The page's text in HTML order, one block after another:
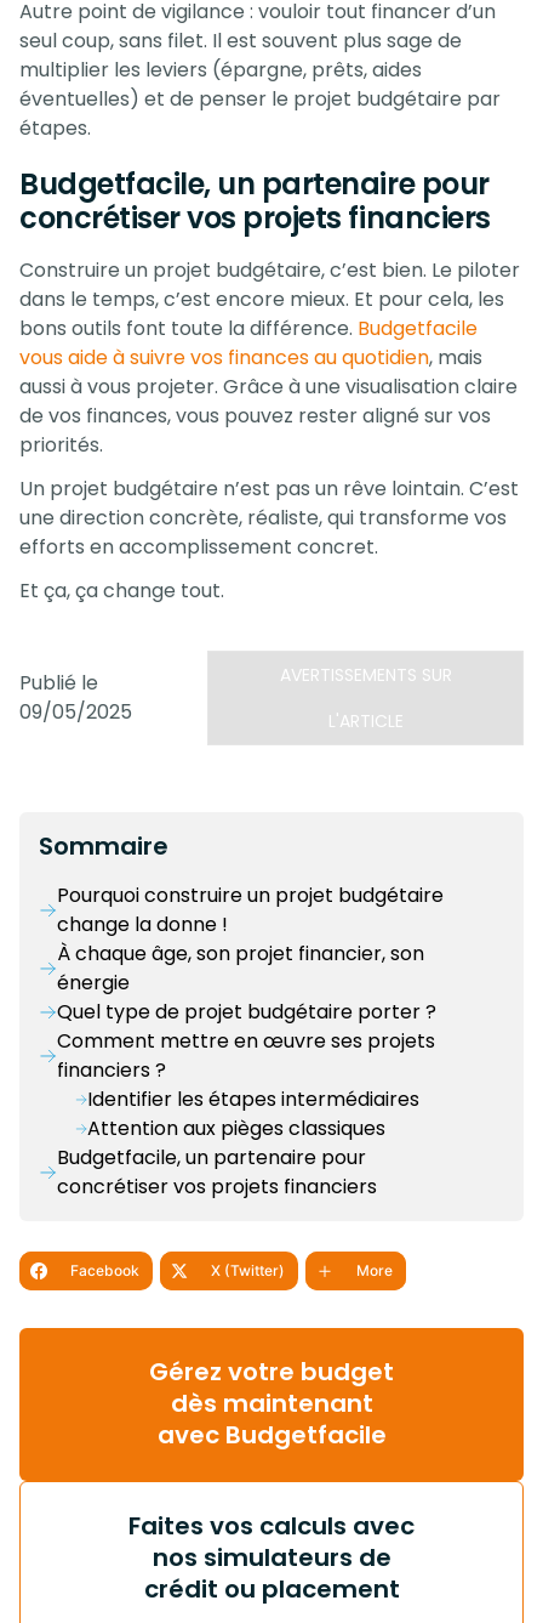
Autre point de vigilance : vouloir tout financer d’un
seul coup, sans filet. Il est souvent plus sage de
multiplier les leviers (épargne, prêts, aides
éventuelles) et de penser le projet budgétaire par
étapes.
Budgetfacile, un partenaire pour
concrétiser vos projets financiers
Construire un projet budgétaire, c’est bien. Le piloter
dans le temps, c’est encore mieux. Et pour cela, les
bons outils font toute la différence. Budgetfacile
vous aide à suivre vos finances au quotidien, mais
aussi à vous projeter. Grâce à une visualisation claire
de vos finances, vous pouvez rester aligné sur vos
priorités.
Un projet budgétaire n’est pas un rêve lointain. C’est
une direction concrète, réaliste, qui transforme vos
efforts en accomplissement concret.
Et ça, ça change tout.
Publié le
09/05/2025
AVERTISSEMENTS SUR
L'ARTICLE
Sommaire
Pourquoi construire un projet budgétaire
change la donne !
À chaque âge, son projet financier, son
énergie
Quel type de projet budgétaire porter ?
Comment mettre en œuvre ses projets
financiers ?
Identifier les étapes intermédiaires
Attention aux pièges classiques
Budgetfacile, un partenaire pour
concrétiser vos projets financiers
Facebook X (Twitter) More
Gérez votre budget
dès maintenant
avec Budgetfacile
Faites vos calculs avec
nos simulateurs de
crédit ou placement